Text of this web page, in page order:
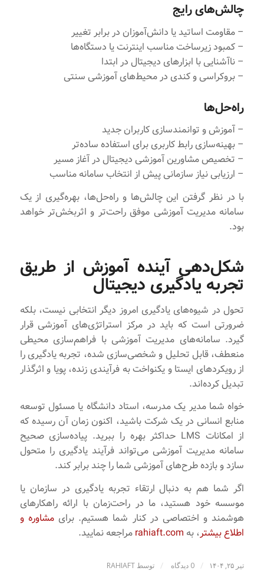
چالش‌های رایج
– مقاومت اساتید یا دانش‌آموزان در برابر تغییر
– کمبود زیرساخت مناسب اینترنت یا دستگاه‌ها
– ناآشنایی با ابزارهای دیجیتال در ابتدا
– بروکراسی و کندی در محیط‌های آموزشی سنتی
راه‌حل‌ها
– آموزش و توانمندسازی کاربران جدید
– بهینه‌سازی رابط کاربری برای استفاده ساده‌تر
– تخصیص مشاورین آموزشی دیجیتال در آغاز مسیر
– ارزیابی نیاز سازمانی پیش از انتخاب سامانه مناسب
با در نظر گرفتن این چالش‌ها و راه‌حل‌ها، بهره‌گیری از یک
سامانه مدیریت آموزشی موفق راحت‌تر و اثربخش‌تر خواهد
بود.
شکل‌دهی آینده آموزش از طریق
تجربه یادگیری دیجیتال
تحول در شیوه‌های یادگیری امروز دیگر انتخابی نیست، بلکه
ضرورتی است که باید در مرکز استراتژی‌های آموزشی قرار
گیرد. سامانه‌های مدیریت آموزشی با فراهم‌سازی محیطی
منعطف، قابل تحلیل و شخصی‌سازی شده، تجربه یادگیری را
از رویکردهای ایستا و یکنواخت به فرآیندی زنده، پویا و اثرگذار
تبدیل کرده‌اند.
خواه شما مدیر یک مدرسه، استاد دانشگاه یا مسئول توسعه
منابع انسانی در یک شرکت باشید، اکنون زمان آن رسیده که
از امکانات LMS حداکثر بهره را ببرید. پیاده‌سازی صحیح
سامانه مدیریت آموزشی می‌تواند فرآیند یادگیری را متحول
سازد و بازده طرح‌های آموزشی شما را چند برابر کند.
اگر شما هم به دنبال ارتقاء تجربه یادگیری در سازمان یا
موسسه خود هستید، ما در راحت‌زمان با ارائه راهکارهای
هوشمند و اختصاصی در کنار شما هستیم. برایمشاوره و
اطلاع بیشتر، به rahiaft.com مراجعه نمایید.
تیر ۲۵, ۱۴۰۴ / 0 دیدگاه / توسط RAHIAFT